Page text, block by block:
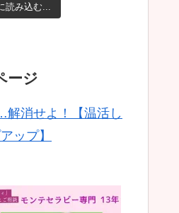
読み込む...
ージ
消せよ！【温活し
ップ】